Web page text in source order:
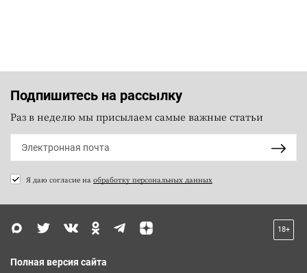
Подпишитесь на рассылку
Раз в неделю мы присылаем самые важные статьи
Я даю согласие на обработку персональных данных
18+
Полная версия сайта